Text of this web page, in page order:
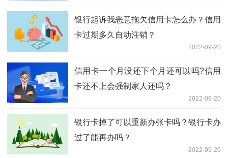
银行起诉我恶意拖欠信用卡怎么办？信用
卡过期多久自动注销？
2022-09-20
信用卡一个月没还下个月还可以吗?信用
卡还不上会强制家人还吗？
2022-09-20
银行卡掉了可以重新办张卡吗？银行卡办
过了能再办吗？
2022-09-20